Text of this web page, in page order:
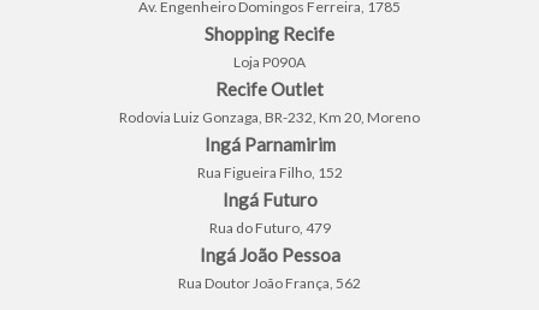
Av. Engenheiro Domingos Ferreira, 1785
Shopping Recife
Loja P090A
Recife Outlet
Rodovia Luiz Gonzaga, BR-232, Km 20, Moreno
Ingá Parnamirim
Rua Figueira Filho, 152
Ingá Futuro
Rua do Futuro, 479
Ingá João Pessoa
Rua Doutor João França, 562